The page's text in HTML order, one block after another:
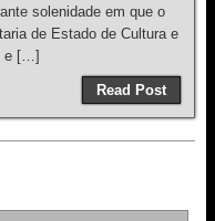
solenidade em que o
de Estado de Cultura e
e […]
Read Post